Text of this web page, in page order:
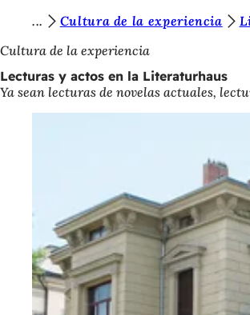
Saltar al contenido
s
t
á
Cultura de la experiencia
Cultura de la experiencia
Lecturas y actos en la Literaturhaus
Ya sean lecturas de novelas actuales,